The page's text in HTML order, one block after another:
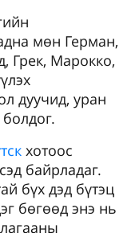
мөн Герман,
Грек, Марокко,
дуучид, уран
хотоос
байрладаг.
бүх дэд бүтэц
бөгөөд энэ нь